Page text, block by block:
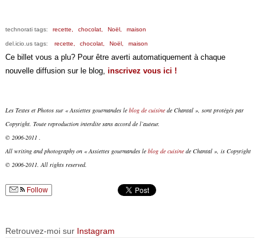
technorati tags: recette, chocolat, Noël, maison
del.icio.us tags: recette, chocolat, Noël, maison
Ce billet vous a plu? Pour être averti automatiquement à chaque
nouvelle diffusion sur le blog, inscrivez vous ici !
Les Textes et Photos sur « Assiettes gourmandes le blog de cuisinede Chantal », sont protégés par
Copyright. Toute reproduction interdite sans accord de l’auteur.
© 2006-2011 .
All writing and photography on « Assiettes gourmandes le blog de cuisinede Chantal », is Copyright
© 2006-2011. All rights reserved.
Follow
Retrouvez-moi sur Instagram